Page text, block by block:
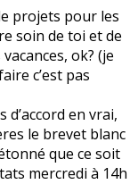
projets pour les
soin de toi et de
ok? (je
c’est pas
en vrai,
le brevet blanc
que ce soit
mercredi à 14h